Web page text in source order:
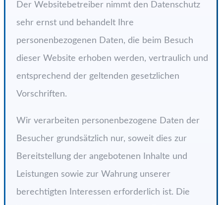
Der Websitebetreiber nimmt den Datenschutz
sehr ernst und behandelt Ihre
personenbezogenen Daten, die beim Besuch
dieser Website erhoben werden, vertraulich und
entsprechend der geltenden gesetzlichen
Vorschriften.
Wir verarbeiten personenbezogene Daten der
Besucher grundsätzlich nur, soweit dies zur
Bereitstellung der angebotenen Inhalte und
Leistungen sowie zur Wahrung unserer
berechtigten Interessen erforderlich ist. Die